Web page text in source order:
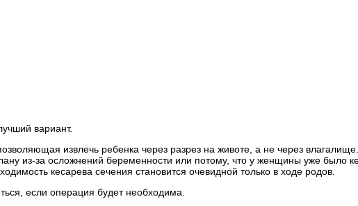
вариант.
извлечь ребенка через разрез на животе, а не через
из-за осложнений беременности или потому, что у женщины уже
кесарева сечения становится очевидной только в ходе родов.
если операция будет необходима.